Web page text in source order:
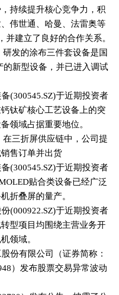
持续提升核心竞争力，积
伟世通、哈曼、法雷奥等
并建立了良好的合作关系。
发的涂布三件套设备是国
的新型设备，并已进入调试
于近期投资者
钛矿核心工艺设备上的突
领域占据重要地位。
三折屏供应链中，公司提
售订单并出货
于近期投资者
贴合类设备已经广泛
折叠屏的量产。
于近期投资者
型项目均围绕主营业务开
领域。
有限公司（证券简称：
）发布股票交易异常波动